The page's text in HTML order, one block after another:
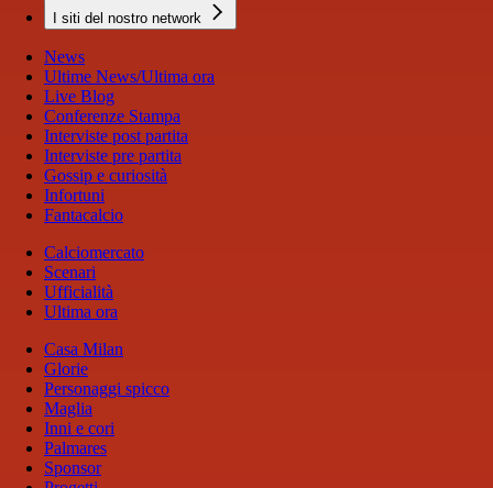
I siti del nostro network
News
Ultime News/Ultima ora
Live Blog
Conferenze Stampa
Interviste post partita
Interviste pre partita
Gossip e curiosità
Infortuni
Fantacalcio
Calciomercato
Scenari
Ufficialità
Ultima ora
Casa Milan
Glorie
Personaggi spicco
Maglia
Inni e cori
Palmares
Sponsor